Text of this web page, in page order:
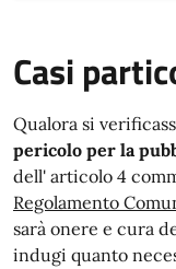
Casi
Qualora si
pericolo per la
dell' articolo 4
Regolamento
sarà onere e cura
indugi quanto